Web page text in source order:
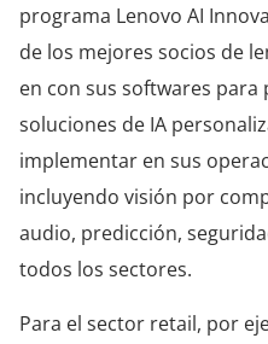
programa Lenovo AI
de los mejores socios de
en con sus softwares
soluciones de IA
implementar en sus
incluyendo visión por
audio, predicción,
todos los sectores.
Para el sector retail, por